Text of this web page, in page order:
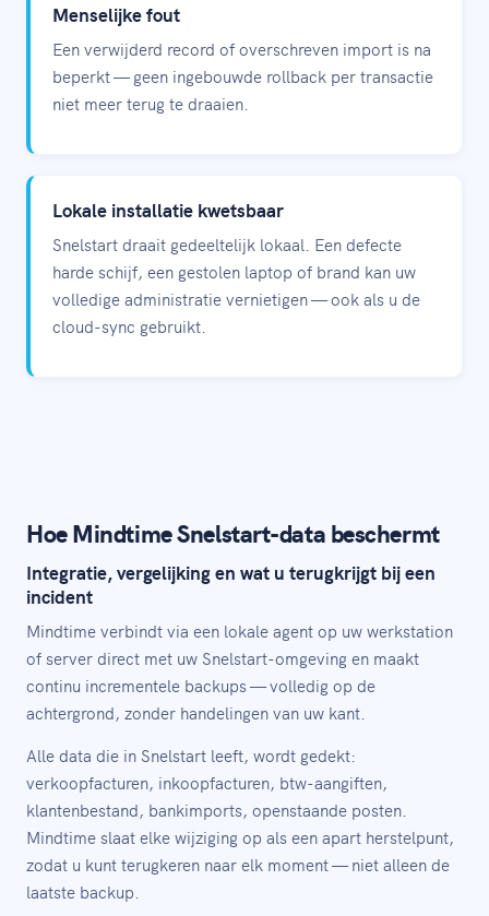
Menselijke fout
Een verwijderd record of overschreven import is na
beperkt — geen ingebouwde rollback per transactie
niet meer terug te draaien.
Lokale installatie kwetsbaar
Snelstart draait gedeeltelijk lokaal. Een defecte
harde schijf, een gestolen laptop of brand kan uw
volledige administratie vernietigen — ook als u de
cloud-sync gebruikt.
Hoe Mindtime Snelstart-data beschermt
Integratie, vergelijking en wat u terugkrijgt bij een
incident
Mindtime verbindt via een lokale agent op uw werkstation
of server direct met uw Snelstart-omgeving en maakt
continu incrementele backups — volledig op de
achtergrond, zonder handelingen van uw kant.
Alle data die in Snelstart leeft, wordt gedekt:
verkoopfacturen, inkoopfacturen, btw-aangiften,
klantenbestand, bankimports, openstaande posten.
Mindtime slaat elke wijziging op als een apart herstelpunt,
zodat u kunt terugkeren naar elk moment — niet alleen de
laatste backup.